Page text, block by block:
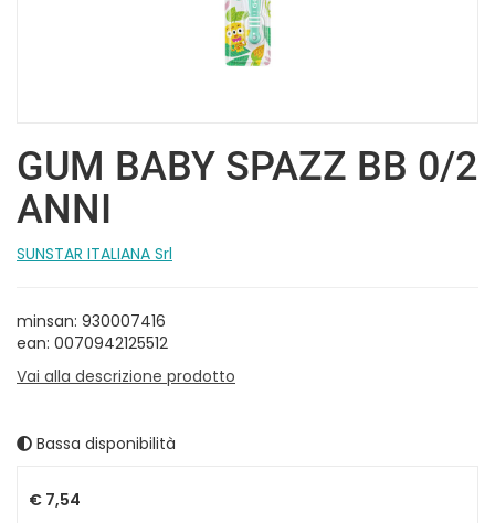
GUM BABY SPAZZ BB 0/2
ANNI
SUNSTAR ITALIANA Srl
minsan: 930007416
ean: 0070942125512
Vai alla descrizione prodotto
Bassa disponibilità
€ 7,54